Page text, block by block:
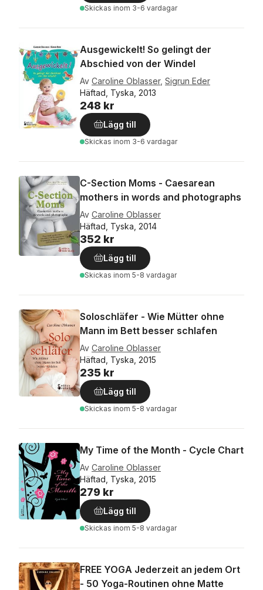
Skickas inom 3-6 vardagar
Ausgewickelt! So gelingt der
Abschied von der Windel
Av Caroline Oblasser, Sigrun Eder
Häftad, Tyska, 2013
248 kr
Lägg till
Skickas inom 3-6 vardagar
C-Section Moms - Caesarean
mothers in words and photographs
Av Caroline Oblasser
Häftad, Tyska, 2014
352 kr
Lägg till
Skickas inom 5-8 vardagar
Soloschläfer - Wie Mütter ohne
Mann im Bett besser schlafen
Av Caroline Oblasser
Häftad, Tyska, 2015
235 kr
Lägg till
Skickas inom 5-8 vardagar
My Time of the Month - Cycle Chart
Av Caroline Oblasser
Häftad, Tyska, 2015
279 kr
Lägg till
Skickas inom 5-8 vardagar
FREE YOGA Jederzeit an jedem Ort
- 50 Yoga-Routinen ohne Matte